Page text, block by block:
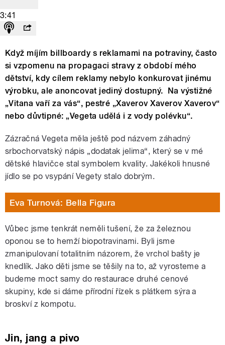
3:41
Když míjím billboardy s reklamami na potraviny, často
si vzpomenu na propagaci stravy z období mého
dětství, kdy cílem reklamy nebylo konkurovat jinému
výrobku, ale anoncovat jediný dostupný. Na výstižné
„Vitana vaří za vás“, pestré „Xaverov Xaverov Xaverov“
nebo důvtipné: „Vegeta udělá i z vody polévku“.
Zázračná Vegeta měla ještě pod názvem záhadný
srbochorvatský nápis „dodatak jelima“, který se v mé
dětské hlavičce stal symbolem kvality. Jakékoli hnusné
jídlo se po vsypání Vegety stalo dobrým.
Eva Turnová: Bella Figura
Vůbec jsme tenkrát neměli tušení, že za železnou
oponou se to hemží biopotravinami. Byli jsme
zmanipulovaní totalitním názorem, že vrchol bašty je
knedlík. Jako děti jsme se těšily na to, až vyrosteme a
budeme moct samy do restaurace druhé cenové
skupiny, kde si dáme přírodní řízek s plátkem sýra a
broskví z kompotu.
Jin, jang a pivo